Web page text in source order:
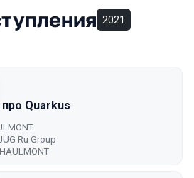
2021
Quarkus
Ru Group
HAULMONT